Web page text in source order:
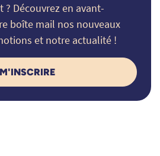
? Découvrez en avant-
boîte mail nos nouveaux
et notre actualité !
M'INSCRIRE